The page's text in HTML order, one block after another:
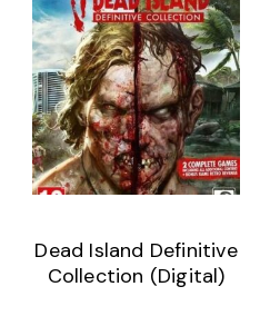
Dead Island Definitive
Collection (Digital)